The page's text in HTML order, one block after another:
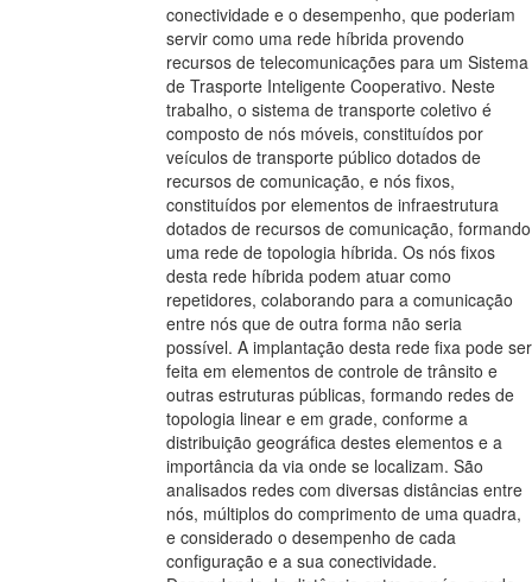
conectividade e o desempenho, que poderiam
servir como uma rede híbrida provendo
recursos de telecomunicações para um Sistema
de Trasporte Inteligente Cooperativo. Neste
trabalho, o sistema de transporte coletivo é
composto de nós móveis, constituídos por
veículos de transporte público dotados de
recursos de comunicação, e nós fixos,
constituídos por elementos de infraestrutura
dotados de recursos de comunicação, formando
uma rede de topologia híbrida. Os nós fixos
desta rede híbrida podem atuar como
repetidores, colaborando para a comunicação
entre nós que de outra forma não seria
possível. A implantação desta rede fixa pode ser
feita em elementos de controle de trânsito e
outras estruturas públicas, formando redes de
topologia linear e em grade, conforme a
distribuição geográfica destes elementos e a
importância da via onde se localizam. São
analisados redes com diversas distâncias entre
nós, múltiplos do comprimento de uma quadra,
e considerado o desempenho de cada
configuração e a sua conectividade.